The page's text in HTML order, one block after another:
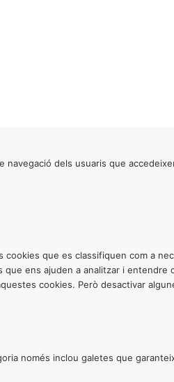
dels usuaris que
que es classifiquen com a
ens ajuden a analitzar i
cookies. Però desactivar
només inclou galetes que